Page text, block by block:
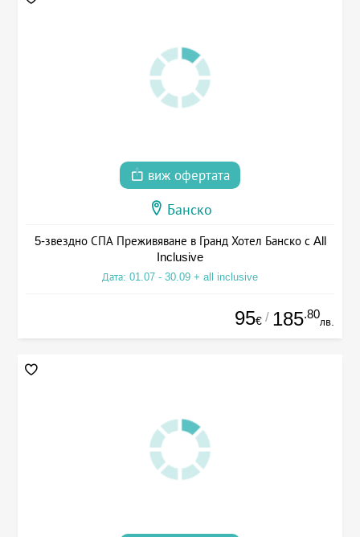
виж офертата
Банско
5-звездно СПА Преживяване в Гранд Хотел Банско с All
Inclusive
Дата: 01.07 - 30.09 + all inclusive
95€ / 185.80
лв.